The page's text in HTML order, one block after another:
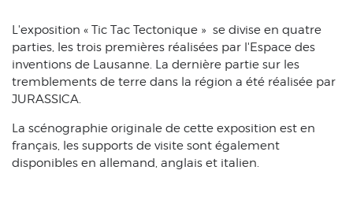
L'exposition « Tic Tac Tectonique » se divise en quatre
parties, les trois premières réalisées par l'Espace des
inventions de Lausanne. La dernière partie sur les
tremblements de terre dans la région a été réalisée par
JURASSICA.
La scénographie originale de cette exposition est en
français, les supports de visite sont également
disponibles en allemand, anglais et italien.